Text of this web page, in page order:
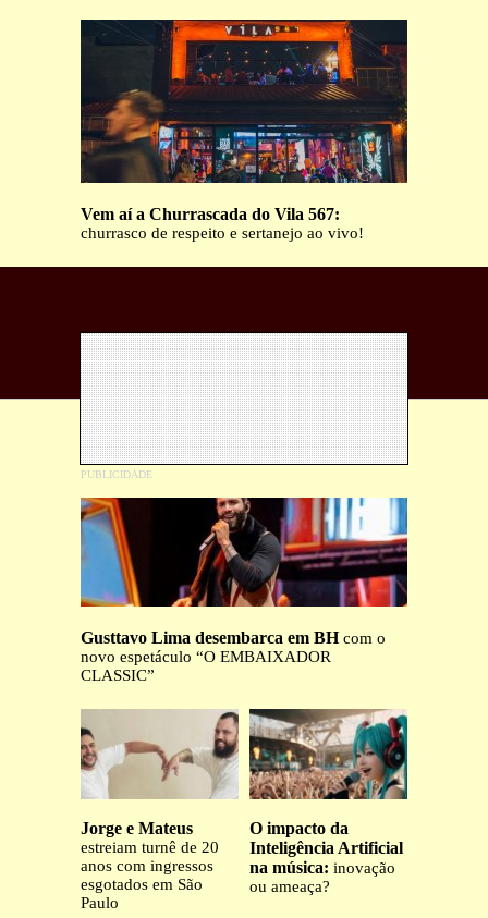
Vem aí a Churrascada do Vila 567:
churrasco de respeito e sertanejo ao vivo!
Gusttavo Lima desembarca em BHcom o
novo espetáculo “O EMBAIXADOR
CLASSIC”
Jorge e Mateus
estreiam turnê de 20
anos com ingressos
esgotados em São
Paulo
O impacto da
Inteligência Artificial
na música: inovação
ou ameaça?